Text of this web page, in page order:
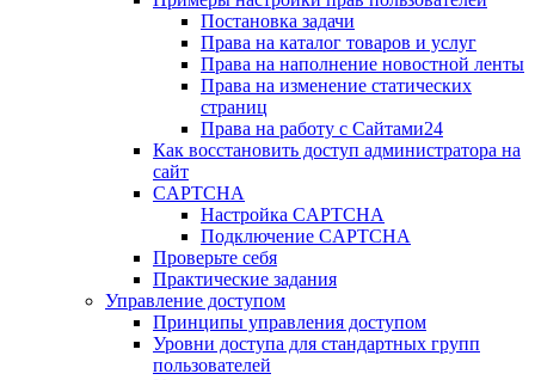
Постановка задачи
Права на каталог товаров и услуг
Права на наполнение новостной ленты
Права на изменение статических
страниц
Права на работу с Сайтами24
Как восстановить доступ администратора на
сайт
CAPTCHA
Настройка CAPTCHA
Подключение CAPTCHA
Проверьте себя
Практические задания
Управление доступом
Принципы управления доступом
Уровни доступа для стандартных групп
пользователей